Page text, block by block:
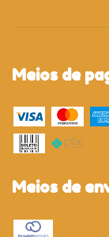
Meios de
Meios de